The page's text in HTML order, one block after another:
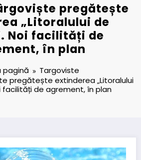
pregătește
„Litoralului de
Noi facilități de
în plan
pagină
Targoviste
pregătește extinderea „Litoralului
facilități de agrement, în plan